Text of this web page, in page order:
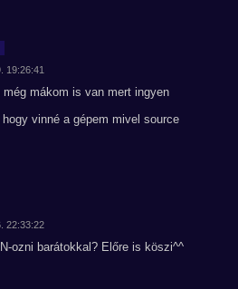
19:26:41
mákom is van mert ingyen
vinné a gépem mivel source
22:33:22
ozni barátokkal? Előre is köszi^^